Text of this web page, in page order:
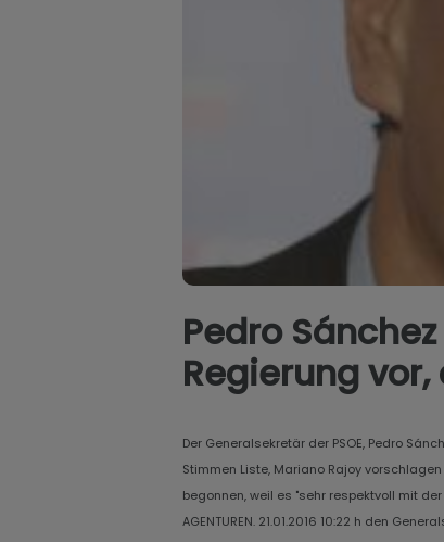
Pedro
Regierung
Der Generalsekretär der PSOE, Pedro
Stimmen Liste, Mariano Rajoy
begonnen, weil es "sehr respektvoll mit
AGENTUREN. 21.01.2016 10:22 h den